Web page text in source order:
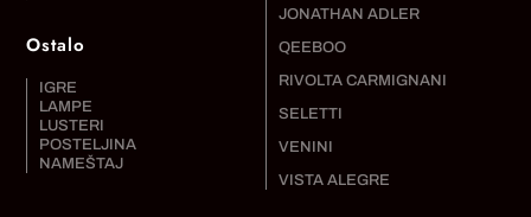
Ostalo
IGRE
LAMPE
LUSTERI
POSTELJINA
NAMEŠTAJ
JONATHAN ADLER
QEEBOO
RIVOLTA CARMIGNANI
SELETTI
VENINI
VISTA ALEGRE